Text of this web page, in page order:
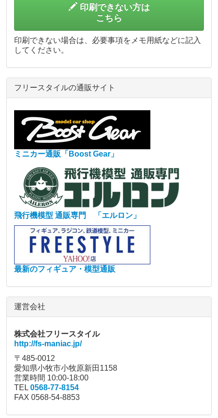
印刷できない方は
こちら
印刷できない場合は、必要事項をメモ用紙などに記入
してください。
フリースタイルの通販サイト
ミニカー通販「Boost Gear」
飛行機模型 通販専門 「エルロン」
最新のフィギュア・模型通販
運営会社
株式会社フリースタイル
http://fs-maniac.jp/
〒485-0012
愛知県小牧市小牧原新田1158
営業時間 10:00-18:00
TEL0568-77-8154
FAX 0568-54-8853